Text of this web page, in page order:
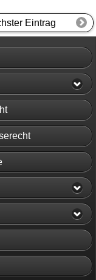
Eintrag